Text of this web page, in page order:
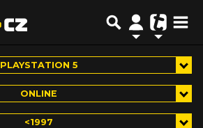
PLAYSTATION 5
ONLINE
<1997